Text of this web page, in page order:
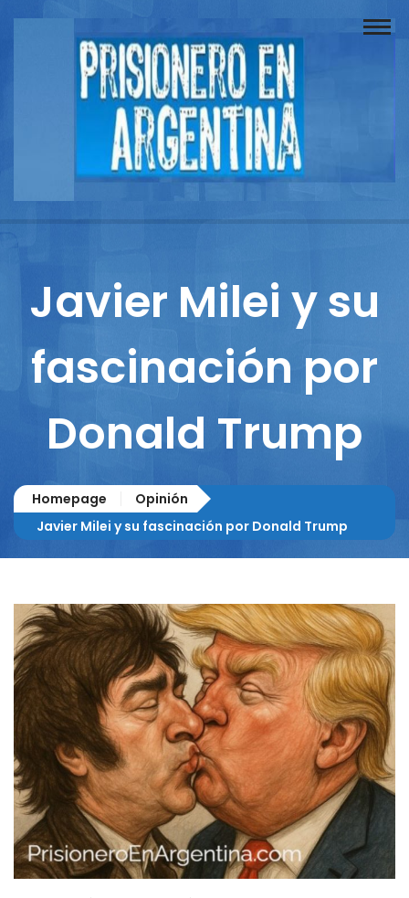
Buscador
Documentos
Reportajes
Columnistas
Javier Milei y su
fascinación por
Donald Trump
Homepage
Opinión
Javier Milei y su fascinación por Donald Trump